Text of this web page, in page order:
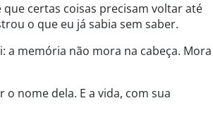
certas coisas precisam voltar até
o que eu já sabia sem saber.
a memória não mora na cabeça. Mora
nome dela. E a vida, com sua